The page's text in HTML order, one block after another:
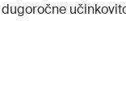
dugoročne